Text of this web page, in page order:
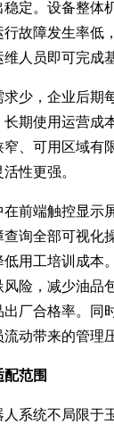
定。设备整体
故障发生率低
人员即可完成
少，企业后期
期使用运营成
、可用区域有
性更强。
前端触控显示
询全部可视化
用工培训成本
险，减少油品
厂合格率。同
动带来的管理压
范围
系统不局限于